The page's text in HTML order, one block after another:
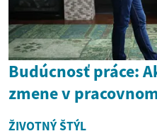
Budúcnosť práce:
zmene v
ŽIVOTNÝ ŠTÝL